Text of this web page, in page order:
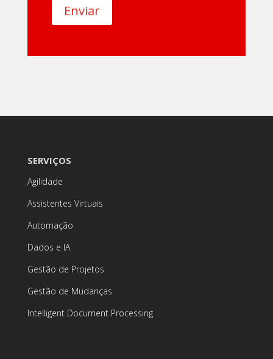
Enviar
SERVIÇOS
Agilidade
Assistentes Virtuais
Automação
Dados e IA
Gestão de Projetos
Gestão de Mudanças
Intelligent Document Processing